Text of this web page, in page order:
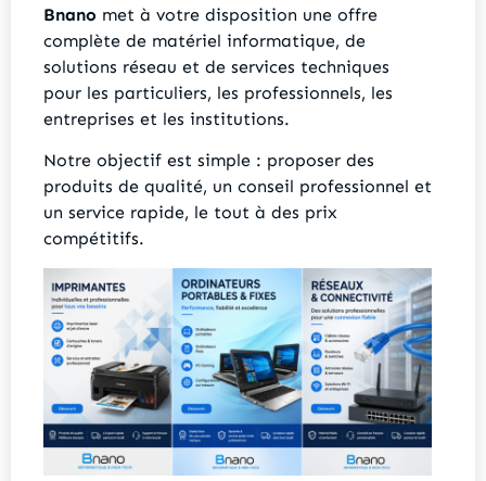
Bnano met à votre disposition une offre
complète de matériel informatique, de
solutions réseau et de services techniques
pour les particuliers, les professionnels, les
entreprises et les institutions.
Notre objectif est simple : proposer des
produits de qualité, un conseil professionnel et
un service rapide, le tout à des prix
compétitifs.